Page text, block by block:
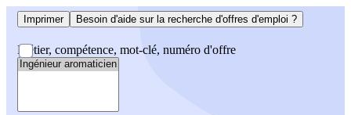
Imprimer Besoin d'aide sur la recherche d'offres d'emploi ?
Métier, compétence, mot-clé, numéro d'offre